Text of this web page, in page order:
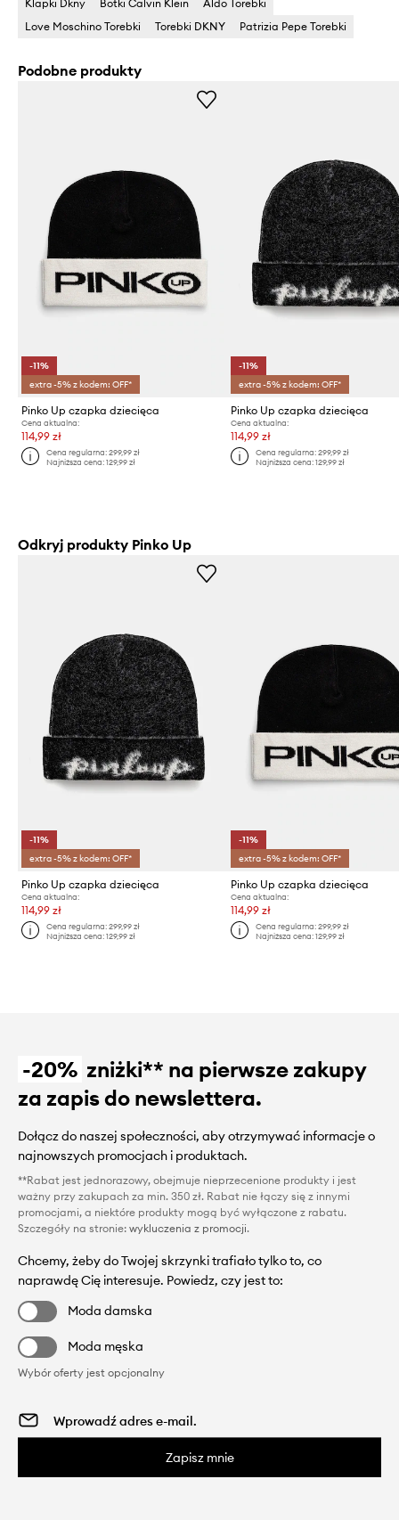
Klapki Dkny Botki Calvin Klein
Aldo Torebki
Love Moschino Torebki
Torebki DKNY Patrizia Pepe Torebki
Podobne produkty
-11%
extra -5% z kodem: OFF*
Pinko Up czapka dziecięca
Cena aktualna:
114,99 zł
Cena regularna:299,99 zł
Najniższa cena:129,99 zł
-11%
extra -5% z kodem: OFF*
Pinko Up czapka dziecięca
Cena aktualna:
114,99 zł
Cena regularna: 299,99 zł
Najniższa cena: 129,99 zł
Odkryj produkty Pinko Up
-11%
extra -5% z kodem: OFF*
Pinko Up czapka dziecięca
Cena aktualna:
114,99 zł
Cena regularna:299,99 zł
Najniższa cena:129,99 zł
-11%
extra -5% z kodem: OFF*
Pinko Up czapka dziecięca
Cena aktualna:
114,99 zł
Cena regularna: 299,99 zł
Najniższa cena: 129,99 zł
-20% zniżki** na pierwsze zakupy
za zapis do newslettera.
Dołącz do naszej społeczności, aby otrzymywać informacje o
najnowszych promocjach i produktach.
**Rabat jest jednorazowy, obejmuje nieprzecenione produkty i jest
ważny przy zakupach za min. 350 zł. Rabat nie łączy się z innymi
promocjami, a niektóre produkty mogą być wyłączone z rabatu.
Szczegóły na stronie: wykluczenia z promocji.
Chcemy, żeby do Twojej skrzynki trafiało tylko to, co
naprawdę Cię interesuje. Powiedz, czy jest to:
Moda damska
Moda męska
Wybór oferty jest opcjonalny
Zapisz mnie